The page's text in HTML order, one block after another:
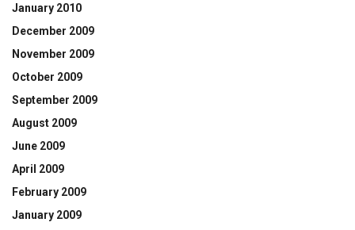
January 2010
December 2009
November 2009
October 2009
September 2009
August 2009
June 2009
April 2009
February 2009
January 2009